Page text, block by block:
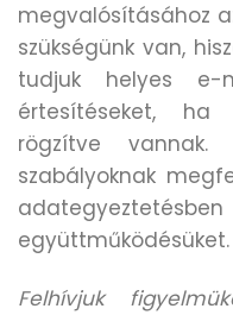
megvalósításához
szükségünk van,
tudjuk helyes e-
értesítéseket, ha
rögzítve vannak.
szabályoknak
együttműködésüket.
Felhívjuk